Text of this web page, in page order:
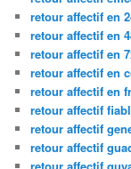
retour affectif en
retour affectif en
retour affectif en
retour affectif en
retour affectif en
retour affectif
retour affectif
retour affectif